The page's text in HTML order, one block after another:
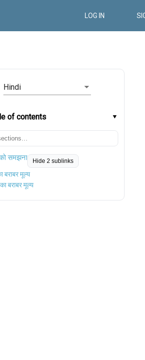
LOG IN
Hindi
of contents
समझना Hide 2 sublinks
बराबर मूल्य
बराबर मूल्य